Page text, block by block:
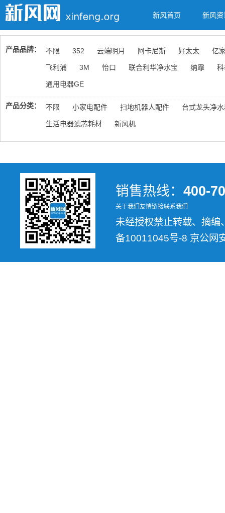
新风首页 新风资
产品品牌： 不限 352 云端明月 阿卡尼斯 好太太 亿
飞利浦 3M 怡口 联合利华净水宝 纳霏
通用电器GE
产品分类： 不限 小家电配件 扫地机器人配件 台式龙头净
生活电器滤芯耗材 新风机
销售热线： 400-
关于我们 友情链接联系我们
未经授权禁止转载、摘
备10011045号-8 京公网